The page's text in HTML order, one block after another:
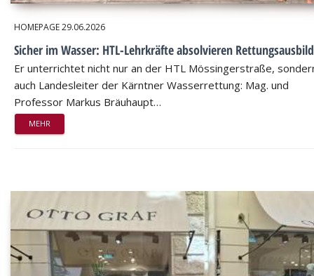
HOMEPAGE29.06.2026
Sicher im Wasser: HTL-Lehrkräfte absolvieren
Er unterrichtet nicht nur an der HTL Mössingerstraße,
auch Landesleiter der Kärntner Wasserrettung: Mag. und
Professor Markus Bräuhaupt…
MEHR